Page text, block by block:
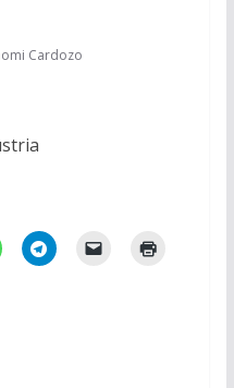
Cardozo